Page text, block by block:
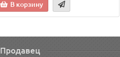
В корзину
Продавец